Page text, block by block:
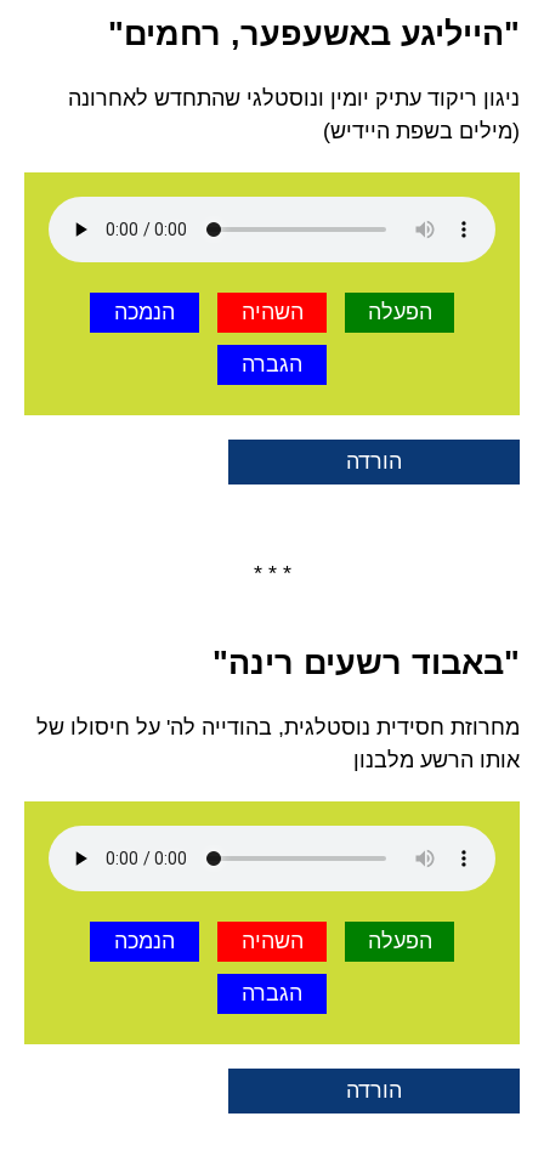
"הייליגע באשעפער, רחמים"
ניגון ריקוד עתיק יומין ונוסטלגי שהתחדש לאחרונה
(מילים בשפת היידיש)
הפעלה השהיה הנמכה
הגברה
הורדה
* * *
"באבוד רשעים רינה"
מחרוזת חסידית נוסטלגית, בהודייה לה' על חיסולו של
אותו הרשע מלבנון
הפעלה השהיה הנמכה
הגברה
הורדה